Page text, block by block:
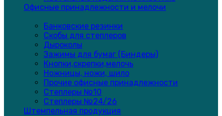
Офисные принадлежности и мелочи
Банковские резинки
Скобы для степлеров
Дыроколы
Зажимы для бумаг (Биндеры)
Кнопки,скрепки,мелочь
Ножницы, ножи, шило
Прочие офисные принадлежности
Степлеры №10
Степлеры №24/26
Штемпельная продукция